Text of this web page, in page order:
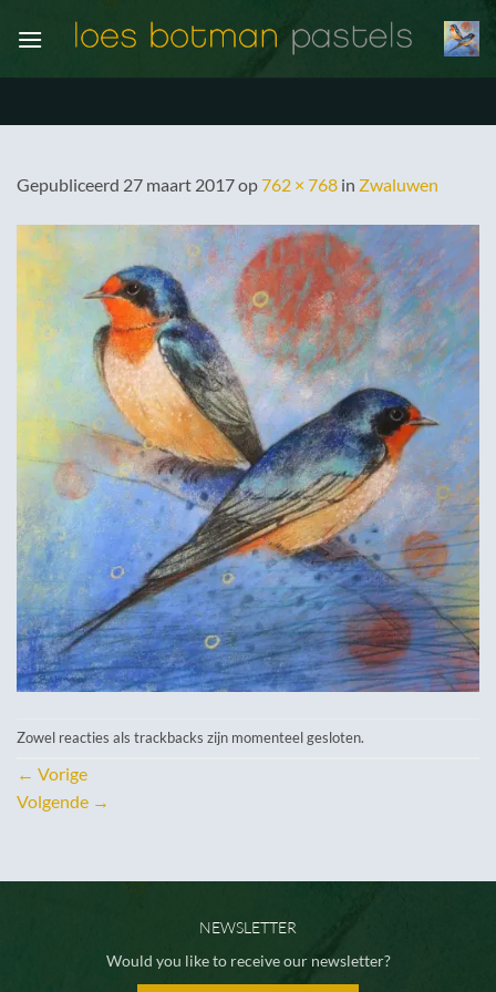
naar
Gepubliceerd 27 maart 2017op762 × 768 in Zwaluwen
Zowel reacties als trackbacks zijn momenteel gesloten.
← Vorige
Volgende →
NEWSLETTER
Would you like to receive our newsletter?